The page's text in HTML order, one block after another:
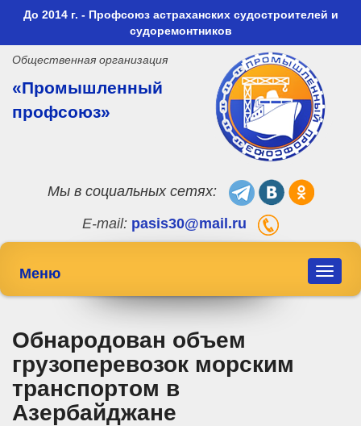
До 2014 г. - Профсоюз астраханских судостроителей и
судоремонтников
Общественная организация
«Промышленный
профсоюз»
Мы в социальных сетях:
E-mail: pasis30@mail.ru
Toggle
Меню
Обнародован объем
грузоперевозок морским
транспортом в
Азербайджане